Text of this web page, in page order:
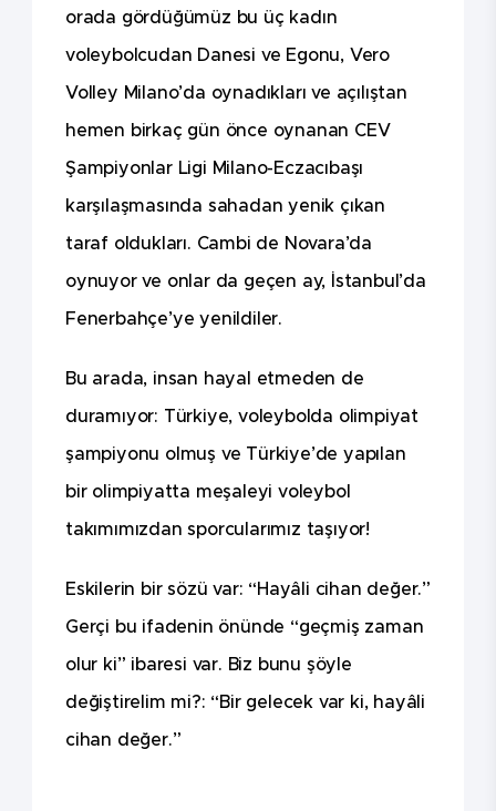
orada gördüğümüz bu üç kadın
voleybolcudan Danesi ve Egonu, Vero
Volley Milano’da oynadıkları ve açılıştan
hemen birkaç gün önce oynanan CEV
Şampiyonlar Ligi Milano-Eczacıbaşı
karşılaşmasında sahadan yenik çıkan
taraf oldukları. Cambi de Novara’da
oynuyor ve onlar da geçen ay, İstanbul’da
Fenerbahçe’ye yenildiler.
Bu arada, insan hayal etmeden de
duramıyor: Türkiye, voleybolda olimpiyat
şampiyonu olmuş ve Türkiye’de yapılan
bir olimpiyatta meşaleyi voleybol
takımımızdan sporcularımız taşıyor!
Eskilerin bir sözü var: “Hayâli cihan değer.”
Gerçi bu ifadenin önünde “geçmiş zaman
olur ki” ibaresi var. Biz bunu şöyle
değiştirelim mi?: “Bir gelecek var ki, hayâli
cihan değer.”